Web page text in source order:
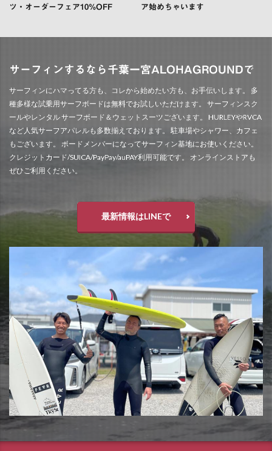
ツ・オーダーフェア10%OFF
ア始めちゃいます
サーフィンするなら千葉一宮ALOHAGROUNDで
サーフィンにハマってる方も、コレから始めたい方も、お手伝いします。 多
種多様な試乗用サーフボードは無料でお試しいただけます。 サーフィンスク
ールやレンタル サーフボード＆ウェットスーツございます。 HURLEYやRVCA
など人気サーフアパレルも多数揃えております。 駐車場やシャワー、カフェ
もございます。 ボードメンバーになってサーフィン基地にお使いください。
クレジットカード/SUICA/PayPay/auPAY利用可能です。 オンラインストアも
ぜひご利用ください。
最新情報はLINEで